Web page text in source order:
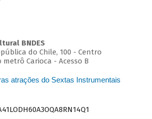
BNDES
do Chile, 100 - Centro
metrô Carioca - Acesso B
atrações do Sextas Instrumentais